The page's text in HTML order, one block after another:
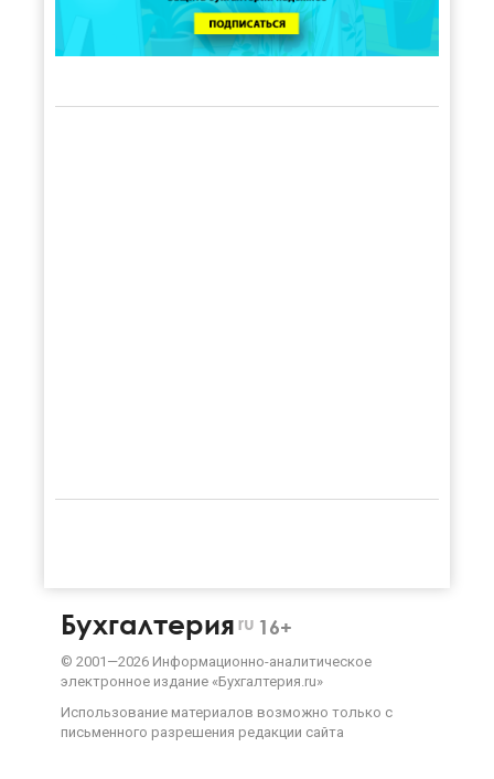
Бухгалтерия ru 16+
© 2001—2026 Информационно-аналитическое
электронное издание «Бухгалтерия.ru»
Использование материалов возможно только с
письменного разрешения редакции сайта